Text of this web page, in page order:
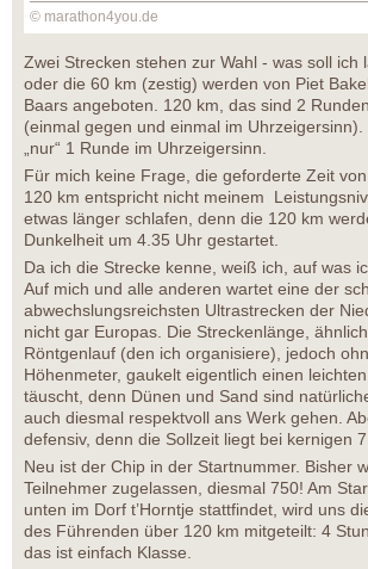
© marathon4you.de
Zwei Strecken stehen zur Wahl - was soll ich
oder die 60 km (zestig) werden von Piet
Baars angeboten. 120 km, das sind 2
(einmal gegen und einmal im
„nur“ 1 Runde im Uhrzeigersinn.
Für mich keine Frage, die geforderte Zeit
120 km entspricht nicht meinem
etwas länger schlafen, denn die 120 km
Dunkelheit um 4.35 Uhr gestartet.
Da ich die Strecke kenne, weiß ich, auf was
Auf mich und alle anderen wartet eine der
abwechslungsreichsten Ultrastrecken der
nicht gar Europas. Die Streckenlänge,
Röntgenlauf (den ich organisiere), jedoch
Höhenmeter, gaukelt eigentlich einen
täuscht, denn Dünen und Sand sind
auch diesmal respektvoll ans Werk gehen.
defensiv, denn die Sollzeit liegt bei kernigen
Neu ist der Chip in der Startnummer. Bisher
Teilnehmer zugelassen, diesmal 750! Am
unten im Dorf t’Horntje stattfindet, wird uns
des Führenden über 120 km mitgeteilt: 4
das ist einfach Klasse.